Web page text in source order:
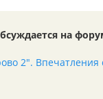
на
2". Впечатления